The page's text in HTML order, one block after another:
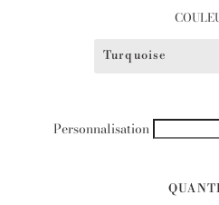
Turquoise
Personnalisation